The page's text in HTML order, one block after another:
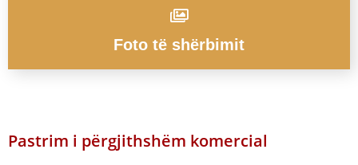
Foto të shërbimit
Pastrim i përgjithshëm komercial